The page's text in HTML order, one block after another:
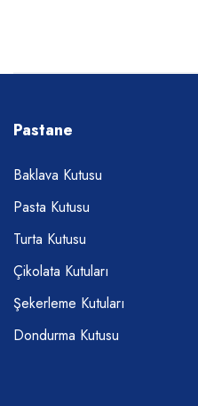
Pastane
Baklava Kutusu
Pasta Kutusu
Turta Kutusu
Çikolata Kutuları
Şekerleme Kutuları
Dondurma Kutusu